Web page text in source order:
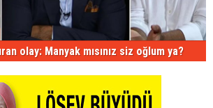
olay: Manyak mısınız siz oğlum ya?